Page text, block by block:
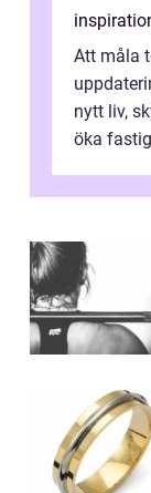
Att måla
nytt liv,
öka